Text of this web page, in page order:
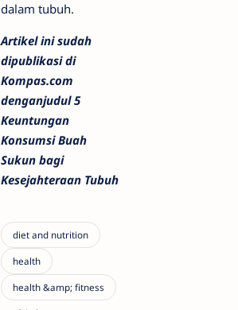
dalam tubuh.
Artikel ini sudah
dipublikasi di
Kompas.com
denganjudul 5
Keuntungan
Konsumsi Buah
Sukun bagi
Kesejahteraan Tubuh